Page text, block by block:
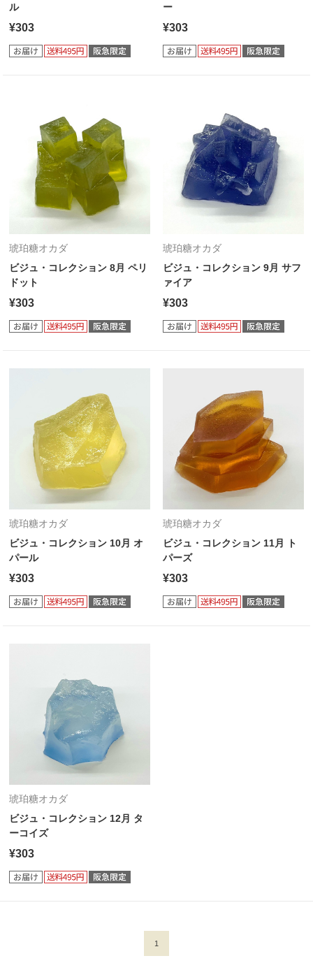
ル
¥303
ー
¥303
琥珀糖オカダ
ビジュ・コレクション 8月 ペリ
ドット
¥303
琥珀糖オカダ
ビジュ・コレクション 9月 サフ
ァイア
¥303
琥珀糖オカダ
ビジュ・コレクション 10月 オ
パール
¥303
琥珀糖オカダ
ビジュ・コレクション 11月 ト
パーズ
¥303
琥珀糖オカダ
ビジュ・コレクション 12月 タ
ーコイズ
¥303
1